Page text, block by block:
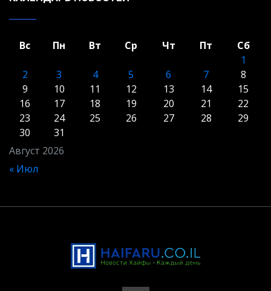
Август 2026
Вс Пн Вт Ср Чт Пт
Сб
1
2
3 4 5 6 7
8
9
10 11 12 13 14
15
16
17 18 19 20 21
22
23
24 25 26 27 28
29
30
31
« Июл